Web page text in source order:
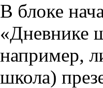
В блоке
«Дневнике
например,
школа)